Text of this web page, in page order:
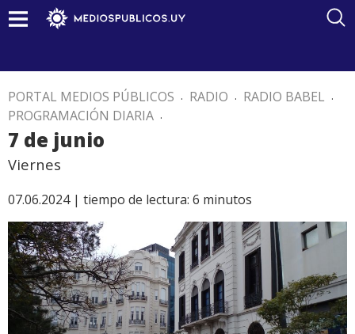
PORTAL MEDIOS PÚBLICOS . RADIO . RADIO BABEL .
PROGRAMACIÓN DIARIA .
7 de junio
Viernes
07.06.2024 | tiempo de lectura: 6 minutos